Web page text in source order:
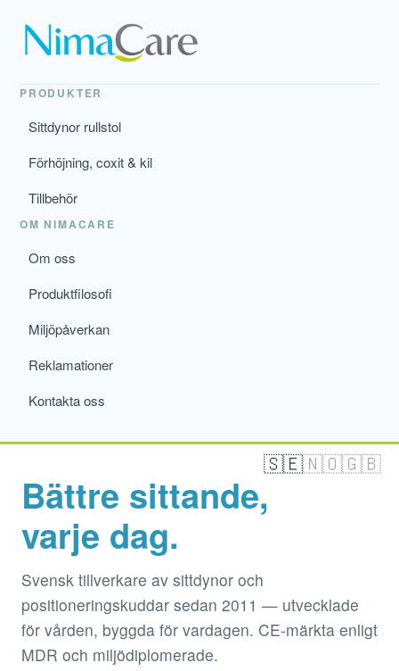
PRODUKTER
Sittdynor rullstol
Förhöjning, coxit & kil
Tillbehör
OM NIMACARE
Om oss
Produktfilosofi
Miljöpåverkan
Reklamationer
Kontakta oss
🇸🇪🇳🇴🇬🇧
Bättre sittande,
varje dag.
Svensk tillverkare av sittdynor och
positioneringskuddar sedan 2011 — utvecklade
för vården, byggda för vardagen. CE-märkta enligt
MDR och miljödiplomerade.